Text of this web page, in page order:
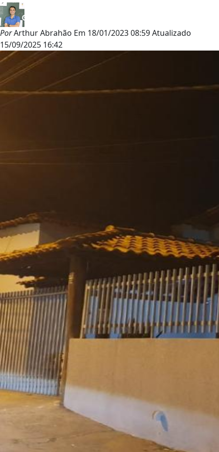
PorArthur Abrahão Em 18/01/2023 08:59Atualizado
15/09/2025 16:42